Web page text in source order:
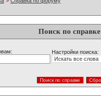
Поиск по справке
Настройки поиска: